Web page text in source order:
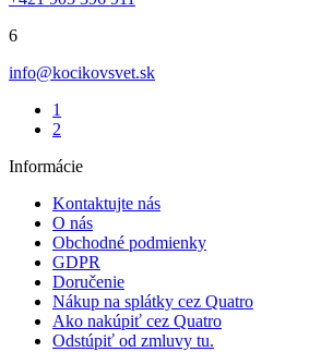
6
info@kocikovsvet.sk
1
2
Informácie
Kontaktujte nás
O nás
Obchodné podmienky
GDPR
Doručenie
Nákup na splátky cez Quatro
Ako nakúpiť cez Quatro
Odstúpiť od zmluvy tu.